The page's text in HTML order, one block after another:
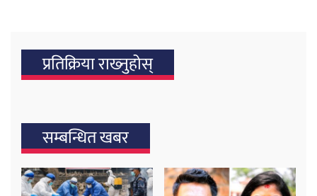
प्रतिक्रिया राख्‍नुहोस्
सम्बन्धित खबर